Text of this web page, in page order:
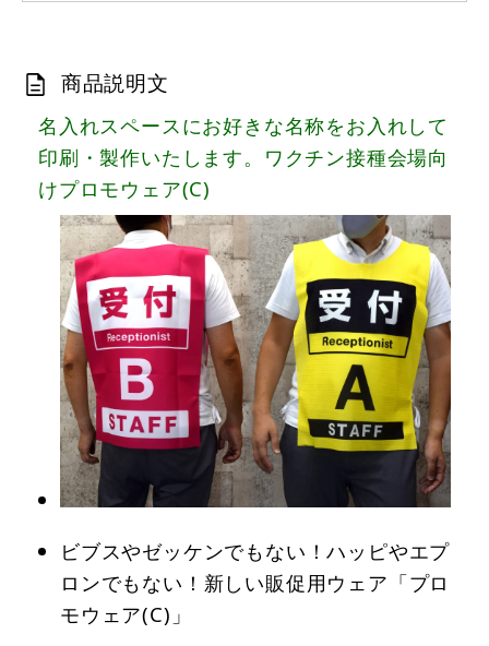
商品説明文
名入れスペースにお好きな名称をお入れして
印刷・製作いたします。ワクチン接種会場向
けプロモウェア(C)
ビブスやゼッケンでもない！ハッピやエプ
ロンでもない！新しい販促用ウェア「プロ
モウェア(C)」